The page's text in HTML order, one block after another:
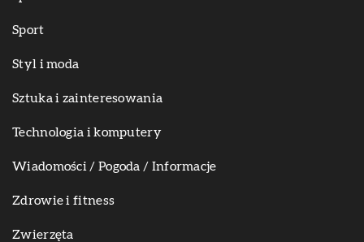
Sport
Styl i moda
Sztuka i zainteresowania
Technologia i komputery
Wiadomości / Pogoda / Informacje
Zdrowie i fitness
Zwierzęta